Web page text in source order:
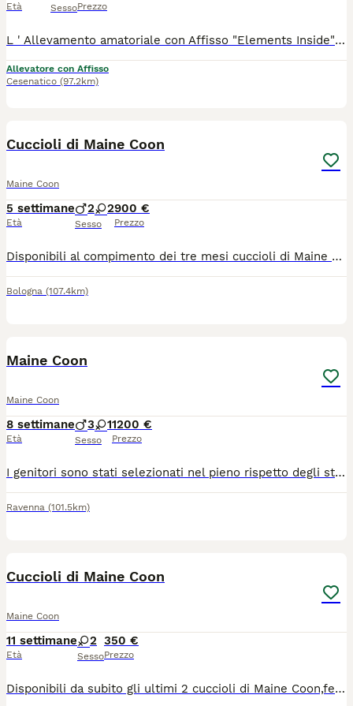
Età SessoPrezzo
L ' Allevamento amatoriale con Affisso "Elements Inside" Maine Coon Cattery , accetta prenotazioni per cuccioli.... Saranno ceduti al 90 giorno di nascita con : Pedigree AGI Libretto Sanitario Copie test genetici dei riproduttori Microchip Doppia vaccinazione Doppia sverminazione Contratto da Compagnia Siamo un piccolo allevamento con tanta voglia di fare.... Gattofili per passione mettiamo sempre al primo posto la salute dei nostri Mici che , condividono la casa insieme a noi. Infatti , è molto importante per un gatto vivere a contatto con gli esseri umani sin dai primi giorni di vita , questo contribuisce a consolidare un rapporto che durerà anche con i futuri padroni per sempre... Saremo inoltre molto disponibili ad accogliervi in Allevamento per vedere i cuccioli nelle loro fasi di crescita vicino ai loro genitori ..... NUOVA CUCCIOLATA NATA IL 28/09 Ultimo Cucciolo Rimasto: 1 Black tabby with white. ...inviatemi pure mess x info.....
Allevatore con Affisso
Cesenatico (97.2km)
Cuccioli di Maine Coon
Maine Coon
5 settimane
Età
2 2
Sesso
900 €
Prezzo
Disponibili al compimento dei tre mesi cuccioli di Maine Coon xxl Verranno consegnati con vaccini, sverminazioni, antiparassitari, kit cucciolo, certificato di buona salute. Pedigree da compagnia. Genitori testati Di proprietà Abituati al contatto con bambini, cani e simili, sono dolcissimi e coccoloni
Bologna (107.4km)
Maine Coon
Maine Coon
8 settimane
Età
3 1
Sesso
1200 €
Prezzo
I genitori sono stati selezionati nel pieno rispetto degli standard di razza. Godono di ottima salute e sono testati per: FIV/FELV Ecocardiogramma regolare (esenti da HCM) Esenti da tutte le principali patologie genetiche della razza Cosa include l'affido: Il cucciolo lascerà l'allevamento provvisto di tutta la documentazione ufficiale e medica necessaria: Pedigree ufficiale (certificato genealogico) Microchip già inserito e registrazione all'anagrafe felina Ciclo vaccinale completo adeguato all'età Trattamenti sverminanti completati Assistenza post-affido continua per supportarvi in ogni fase della crescita Scegliere il nostro allevamento significa affidarsi a professionisti che mettono al primo posto il benessere animale, l'etica e la corretta selezione morfologica e caratteriale della razza.
Ravenna (101.5km)
Cuccioli di Maine Coon
Maine Coon
11 settimane
Età
2
Sesso
350 €
Prezzo
Disponibili da subito gli ultimi 2 cuccioli di Maine Coon,femmine di 2 mesi già compiuti,nate ed allevate in famiglia con tanto amore e dedizione, ottimo carattere, estremamente affettuose,abituate all' uso della lettiera e il tiragraffi,visitate dal veterinario con doppia sverminazione e profiassi antiparassitaria esterna.per maggiori informazioni contattatemi tramite WhatsApp al 3889944741